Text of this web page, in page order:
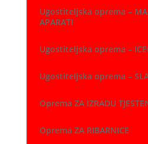
Ugostiteljska oprema –
APARATI
Ugostiteljska oprema –
Ugostiteljska oprema –
Oprema ZA IZRADU
Oprema ZA RIBARNICE